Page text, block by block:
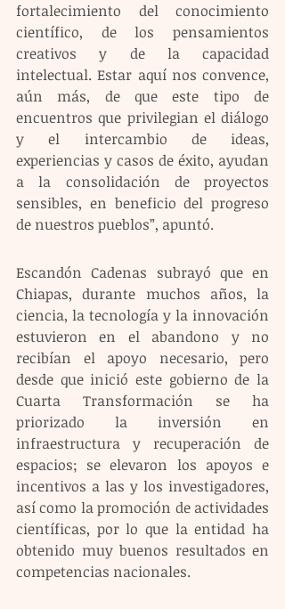
fortalecimiento del conocimiento
científico, de los pensamientos
creativos y de la capacidad
intelectual. Estar aquí nos convence,
aún más, de que este tipo de
encuentros que privilegian el diálogo
y el intercambio de ideas,
experiencias y casos de éxito, ayudan
a la consolidación de proyectos
sensibles, en beneficio del progreso
de nuestros pueblos”, apuntó.
Escandón Cadenas subrayó que en
Chiapas, durante muchos años, la
ciencia, la tecnología y la innovación
estuvieron en el abandono y no
recibían el apoyo necesario, pero
desde que inició este gobierno de la
Cuarta Transformación se ha
priorizado la inversión en
infraestructura y recuperación de
espacios; se elevaron los apoyos e
incentivos a las y los investigadores,
así como la promoción de actividades
científicas, por lo que la entidad ha
obtenido muy buenos resultados en
competencias nacionales.